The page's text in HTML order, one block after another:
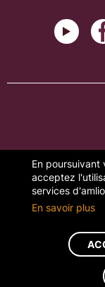
En poursuivant
acceptez
services
En savoir plus